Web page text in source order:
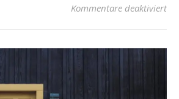
Kommentare deaktiviertfür